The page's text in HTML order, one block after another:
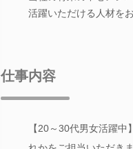
活躍いただける人材を
仕事内容
【20～30代男女活躍